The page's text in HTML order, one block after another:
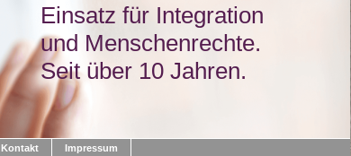
Einsatz für Integration
und Menschenrechte.
Seit über 10 Jahren.
Kontakt Impressum